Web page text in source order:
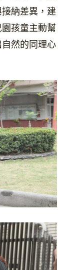
納差異，建
孩童主動幫
然的同理心